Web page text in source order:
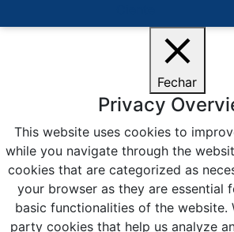
Fechar
Privacy
This website uses cookies to
while you navigate through the
cookies that are categorized as
your browser as they are essential
basic functionalities of the website.
party cookies that help us analyze